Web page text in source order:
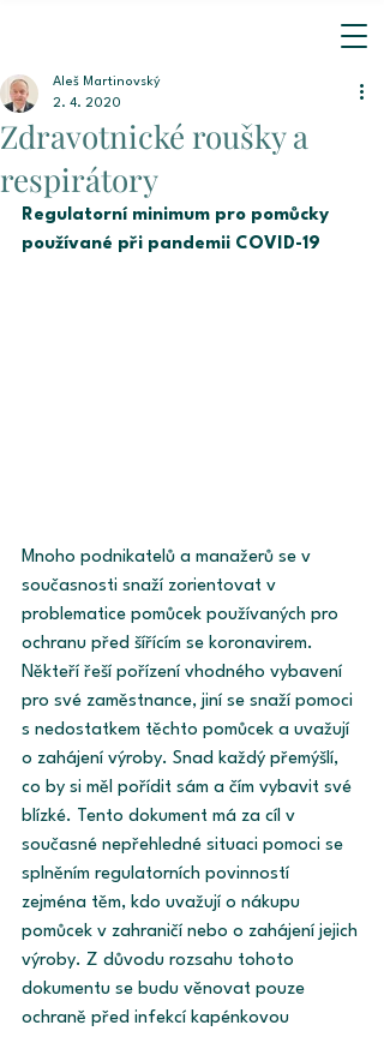
Zdravotnické roušky a
respirátory
Aleš Martinovský
2. 4. 2020
Regulatorní minimum pro pomůcky
používané při pandemii COVID-19
Mnoho podnikatelů a manažerů se v
současnosti snaží zorientovat v
problematice pomůcek používaných pro
ochranu před šířícím se koronavirem.
Někteří řeší pořízení vhodného vybavení
pro své zaměstnance, jiní se snaží pomoci
s nedostatkem těchto pomůcek a uvažují
o zahájení výroby. Snad každý přemýšlí,
co by si měl pořídit sám a čím vybavit své
blízké. Tento dokument má za cíl v
současné nepřehledné situaci pomoci se
splněním regulatorních povinností
zejména těm, kdo uvažují o nákupu
pomůcek v zahraničí nebo o zahájení jejich
výroby. Z důvodu rozsahu tohoto
dokumentu se budu věnovat pouze
ochraně před infekcí kapénkovou